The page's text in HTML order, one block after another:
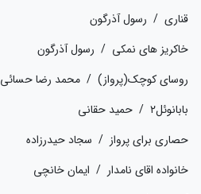
قناری / رسول آذرگون
خاکریز های نمکی / رسول آذرگون
روسای کوچک(پرواز) / محمد رضا حسائی
بابانوئل۲ / حمید حقانی
حصاری برای پرواز / سجاد حیدرزاده
خانواده اقای نامدار / ایمان خانچی